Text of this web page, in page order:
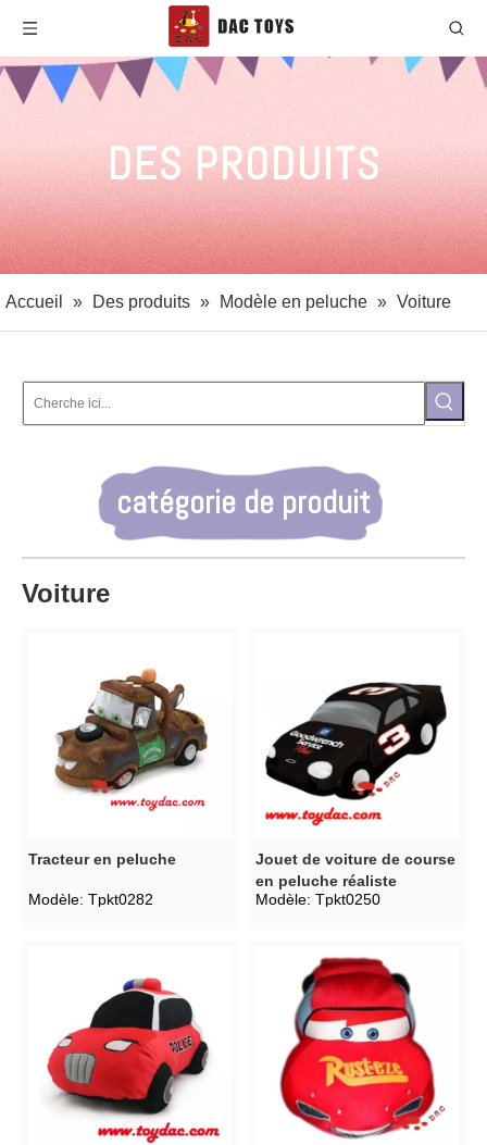
DES PRODUITS
Accueil » Des produits » Modèle en peluche » Voiture
catégorie de produit
Voiture
Tracteur en peluche
Modèle: Tpkt0282
Jouet de voiture de course
en peluche réaliste
Modèle: Tpkt0250